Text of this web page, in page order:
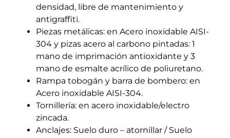
densidad, libre de mantenimiento y
antigraffiti.
Piezas metálicas: en Acero inoxidable AISI-
304 y pizas acero al carbono pintadas: 1
mano de imprimación antioxidante y 3
mano de esmalte acrílico de poliuretano.
Rampa tobogán y barra de bombero: en
Acero inoxidable AISI-304.
Tornillería: en acero inoxidable/electro
zincada.
Anclajes: Suelo duro – atornillar / Suelo